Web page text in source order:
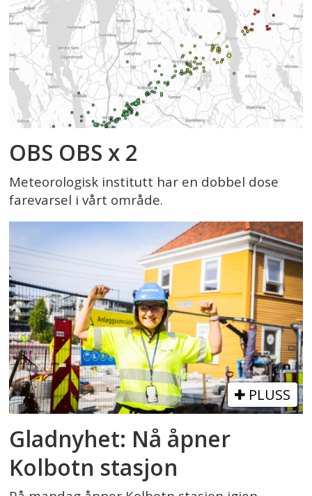
OBS OBS x 2
Meteorologisk institutt har en dobbel dose
farevarsel i vårt område.
PLUSS
Gladnyhet: Nå åpner
Kolbotn stasjon